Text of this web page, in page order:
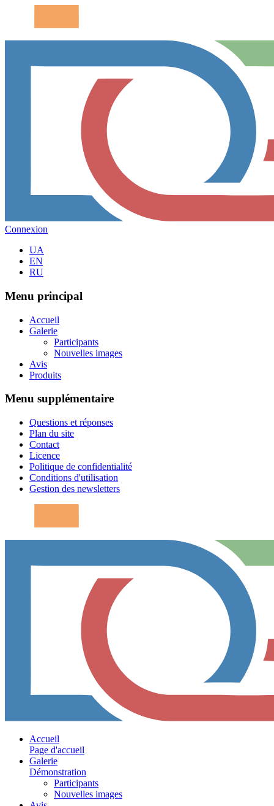
Connexion
UA
EN
RU
Menu principal
Accueil
Galerie
Participants
Nouvelles images
Avis
Produits
Menu supplémentaire
Questions et réponses
Plan du site
Contact
Licence
Politique de confidentialité
Conditions d'utilisation
Gestion des newsletters
Accueil
Page d'accueil
Galerie
Démonstration
Participants
Nouvelles images